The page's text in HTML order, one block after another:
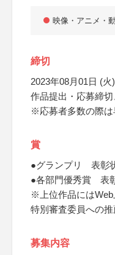
映像・アニメ・
締切
2023年08月01日 (火)
作品提出・応募締
※応募者多数の際は
賞
●グランプリ 表彰
●各部門優秀賞 表
※上位作品にはWeb
特別審査委員への
募集内容